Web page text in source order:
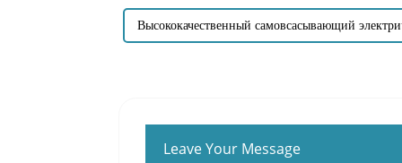
Высококачественный самовсасывающий
Leave Your Message